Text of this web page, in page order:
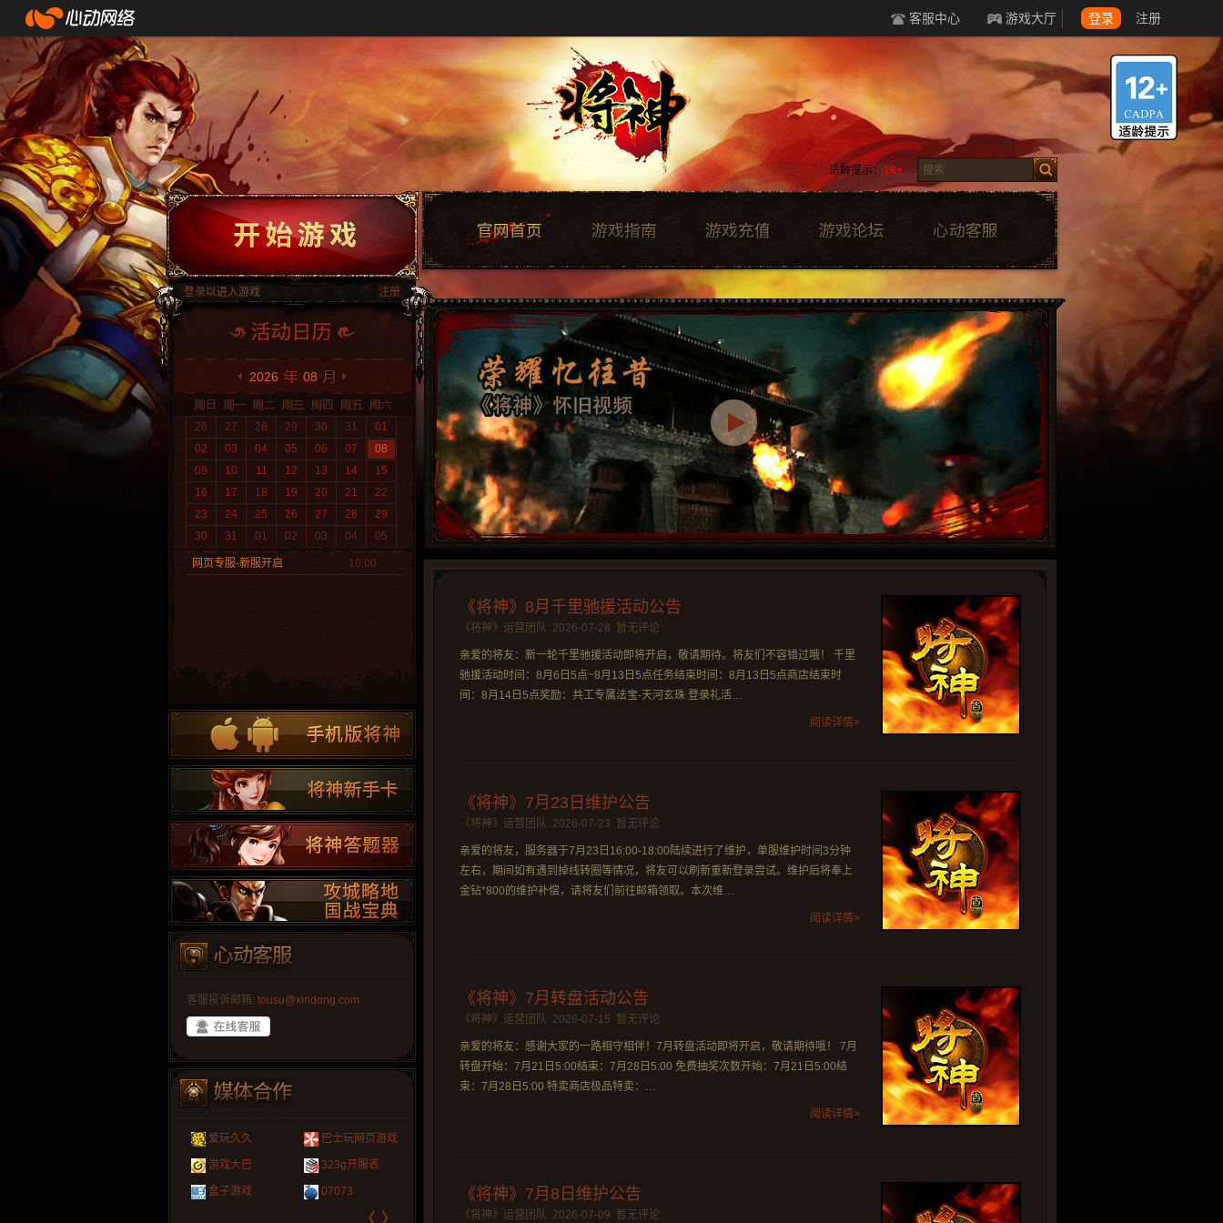
客服中心 游戏大厅 登录 注册
适龄提示： 18+
登录以进入游戏 注册
2026 08
26 27 28 29 30 31
01
02
03 04 05 06 07
08
09
10 11 12 13 14
15
16
17 18 19 20 21
22
23
24 25 26 27 28
29
30
31 01 02 03 04 05
网页专服-新服开启 10:00
客服投诉邮箱: tousu@xindong.com
265G 页游网
腾讯游戏 新浪游戏
新浪页游 网易游戏 Cwan
5617网游网 一游网
〈 〉
《将神》8月千里驰援活动公告
《将神》运营团队 2026-07-28 暂无评论
亲爱的将友：新一轮千里驰援活动即将开启，敬请期待。将友们不容错过哦！ 千里
驰援活动时间：8月6日5点~8月13日5点任务结束时间：8月13日5点商店结束时
间：8月14日5点奖励：共工专属法宝-天河玄珠 登录礼活…
阅读详情>
《将神》7月23日维护公告
《将神》运营团队 2026-07-23 暂无评论
亲爱的将友，服务器于7月23日16:00-18:00陆续进行了维护，单服维护时间3分钟
左右，期间如有遇到掉线转圈等情况，将友可以刷新重新登录尝试。维护后将奉上
金钻*800的维护补偿，请将友们前往邮箱领取。本次维…
阅读详情>
《将神》7月转盘活动公告
《将神》运营团队 2026-07-15 暂无评论
亲爱的将友：感谢大家的一路相守相伴！7月转盘活动即将开启，敬请期待哦！ 7月
转盘开始：7月21日5:00结束：7月28日5:00 免费抽奖次数开始：7月21日5:00结
束：7月28日5:00 特卖商店极品特卖：…
阅读详情>
《将神》7月8日维护公告
《将神》运营团队 2026-07-09 暂无评论